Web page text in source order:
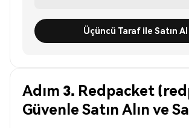
Üçüncü Taraf ile Satın Al
Adım 3. Redpacket
Güvenle Satın Alın ve